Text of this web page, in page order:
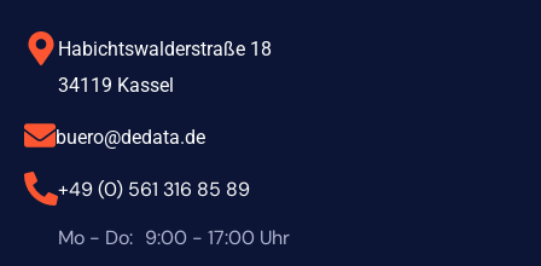
Habichtswalderstraße 18
34119 Kassel
buero@dedata.de
+49 (0) 561 316 85 89
Mo - Do: 9:00 - 17:00 Uhr